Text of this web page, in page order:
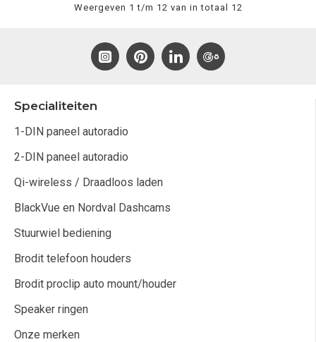
Weergeven 1 t/m 12 van in totaal 12
Specialiteiten
1-DIN paneel autoradio
2-DIN paneel autoradio
Qi-wireless / Draadloos laden
BlackVue en Nordval Dashcams
Stuurwiel bediening
Brodit telefoon houders
Brodit proclip auto mount/houder
Speaker ringen
Onze merken